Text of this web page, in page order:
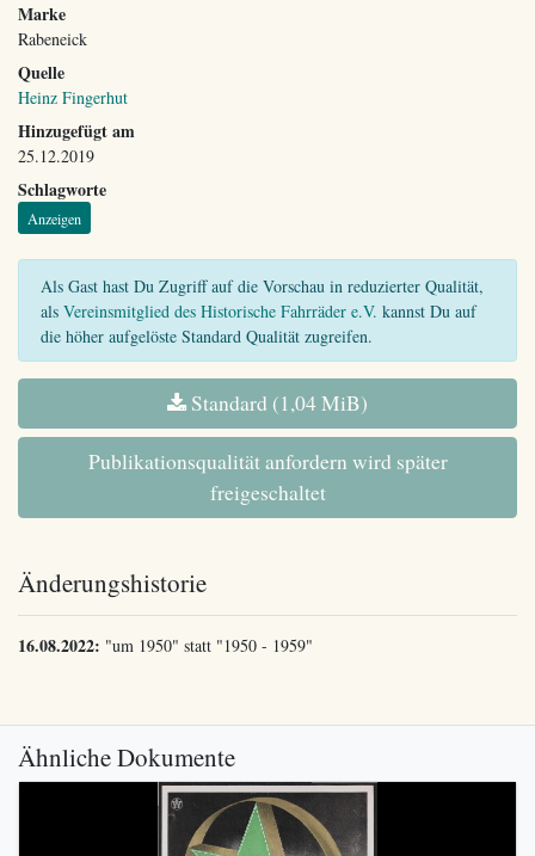
Marke
Rabeneick
Quelle
Heinz Fingerhut
Hinzugefügt am
25.12.2019
Schlagworte
Anzeigen
Als Gast hast Du Zugriff auf die Vorschau in reduzierter Qualität,
als Vereinsmitglied des Historische Fahrräder e.V. kannst Du auf
die höher aufgelöste Standard Qualität zugreifen.
Standard (1,04 MiB)
Publikationsqualität anfordern wird später
freigeschaltet
Änderungshistorie
16.08.2022: "um 1950" statt "1950 - 1959"
Ähnliche Dokumente